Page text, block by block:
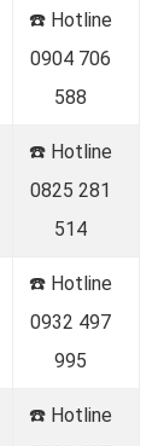
☎️ Hotline
0904 706
588
☎️ Hotline
0825 281
514
☎️ Hotline
0932 497
995
☎️ Hotline